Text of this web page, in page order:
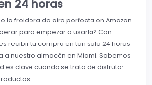
24 horas
la freidora de aire perfecta en Amazon
para empezar a usarla? Con
recibir tu compra en tan solo 24 horas
a nuestro almacén en Miami. Sabemos
es clave cuando se trata de disfrutar